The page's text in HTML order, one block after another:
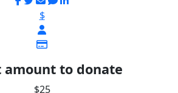
$
amount to donate
$25